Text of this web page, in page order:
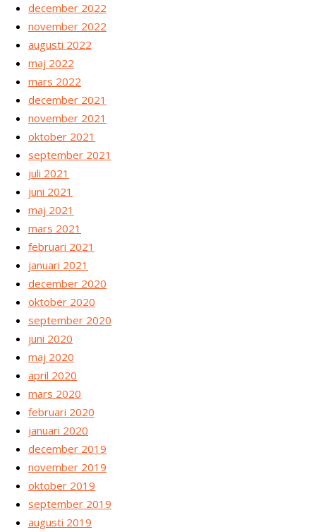
december 2022
november 2022
augusti 2022
maj 2022
mars 2022
december 2021
november 2021
oktober 2021
september 2021
juli 2021
juni 2021
maj 2021
mars 2021
februari 2021
januari 2021
december 2020
oktober 2020
september 2020
juni 2020
maj 2020
april 2020
mars 2020
februari 2020
januari 2020
december 2019
november 2019
oktober 2019
september 2019
augusti 2019